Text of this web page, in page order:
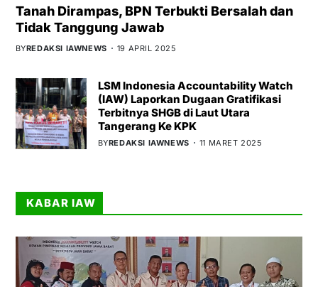
Tanah Dirampas, BPN Terbukti Bersalah dan
Tidak Tanggung Jawab
BYREDAKSI IAWNEWS 19 APRIL 2025
LSM Indonesia Accountability Watch
(IAW) Laporkan Dugaan Gratifikasi
Terbitnya SHGB di Laut Utara
Tangerang Ke KPK
BYREDAKSI IAWNEWS 11 MARET 2025
KABAR IAW